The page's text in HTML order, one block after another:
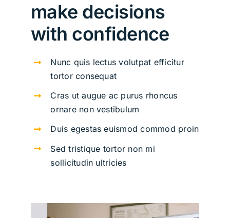
make decisions
with confidence
Nunc quis lectus volutpat efficitur
tortor consequat
Cras ut augue ac purus rhoncus
ornare non vestibulum
Duis egestas euismod commod proin
Sed tristique tortor non mi
sollicitudin ultricies